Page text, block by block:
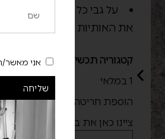
על גבי כל משולש ניתן
את האותיות הרצויות (דוגמא: A | A או א | א)
קטגוריה תכשיטים
1 במלאי
*הוספת חריטה אישית
ציינו כאן את בקשת החריטה
אני מאשר/
שליחה